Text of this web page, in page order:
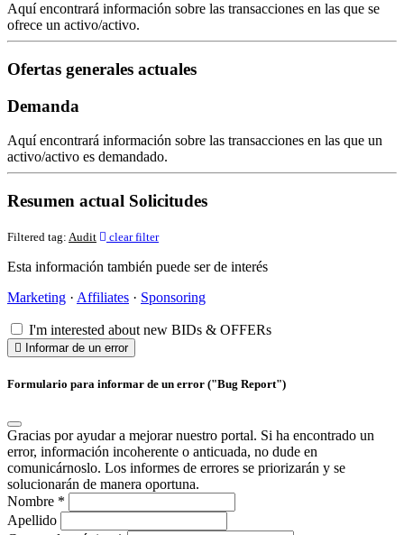
Aquí encontrará información sobre las transacciones en las que se
ofrece un activo/activo.
Ofertas generales actuales
Demanda
Aquí encontrará información sobre las transacciones en las que un
activo/activo es demandado.
Resumen actual Solicitudes
Filtered tag: Audit clear filter
Esta información también puede ser de interés
Marketing · Affiliates · Sponsoring
I'm interested about new BIDs & OFFERs
Informar de un error
Formulario para informar de un error ("Bug Report")
Gracias por ayudar a mejorar nuestro portal. Si ha encontrado un
error, información incoherente o anticuada, no dude en
comunicárnoslo. Los informes de errores se priorizarán y se
solucionarán de manera oportuna.
Nombre *
Apellido